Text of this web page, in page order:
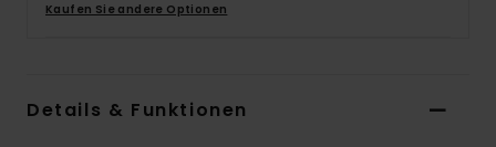
Kaufen Sie andere Optionen
Details & Funktionen